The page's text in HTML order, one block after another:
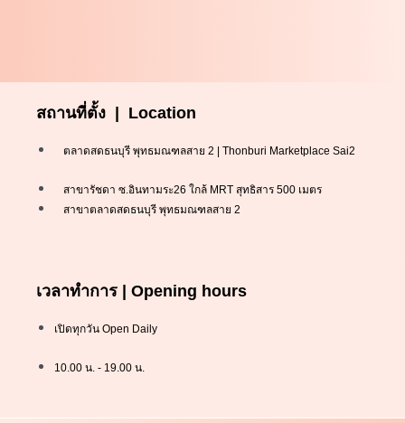
สถานที่ตั้ง | Location
ตลาดสดธนบุรี พุทธมณฑลสาย 2 | Thonburi Marketplace Sai2
สาขารัชดา ซ.อินทามระ26 ใกล้ MRT สุทธิสาร 500 เมตร
สาขาตลาดสดธนบุรี พุทธมณฑลสาย 2
เวลาทำการ | Opening hours
เปิดทุกวัน Open Daily
10.00 น. - 19.00 น.